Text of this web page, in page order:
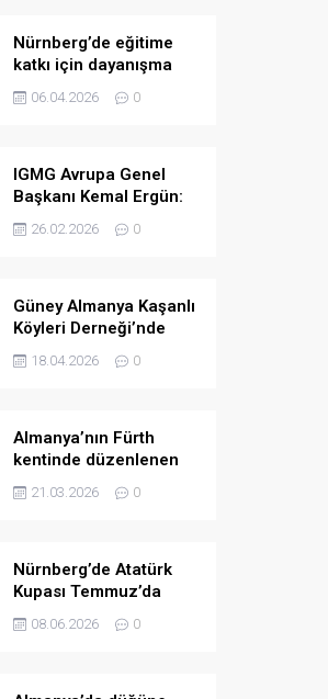
Nürnberg’de eğitime
katkı için dayanışma
kahvaltısı
06.04.2026 0
IGMG Avrupa Genel
Başkanı Kemal Ergün:
Müslümanlara yönelik
ön yargılar arttı.
26.02.2026 0
Güney Almanya Kaşanlı
Köyleri Derneği’nde
yeni yönetim belirlendi
18.04.2026 0
Almanya’nın Fürth
kentinde düzenlenen
bayramlaşma
programında birlik ve
21.03.2026 0
Nürnberg’de Atatürk
Kupası Temmuz’da
düzenlenecek
08.06.2026 0